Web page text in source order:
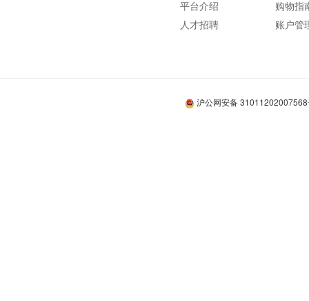
平台介绍
人才招聘
购物指
账户管
沪公网安备 31011202007568